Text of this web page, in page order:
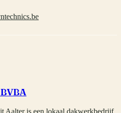
Aalter is een lokaal dakwerkbedrijf